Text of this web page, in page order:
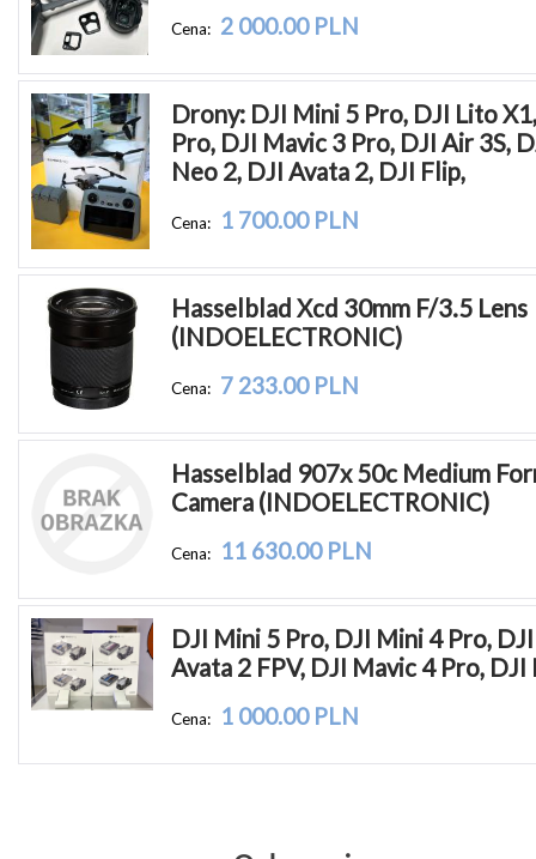
Cena: 2 000.00 PLN
Drony: DJI Mini 5 Pro, DJI Lito
Pro, DJI Mavic 3 Pro, DJI Air 3S,
Neo 2, DJI Avata 2, DJI Flip,
Cena: 1 700.00 PLN
Hasselblad Xcd 30mm F/3.5 Lens
(INDOELECTRONIC)
Cena: 7 233.00 PLN
Hasselblad 907x 50c Medium
Camera (INDOELECTRONIC)
Cena: 11 630.00 PLN
DJI Mini 5 Pro, DJI Mini 4 Pro,
Avata 2 FPV, DJI Mavic 4 Pro, DJI
Cena: 1 000.00 PLN